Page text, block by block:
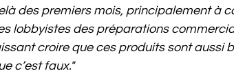
des premiers mois, principalement à
lobbyistes des préparations
croire que ces produits sont aussi
c’est faux."